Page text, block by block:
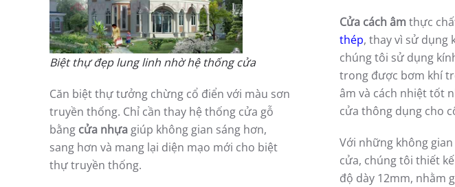
Biệt thự đẹp lung linh nhờ hệ thống cửa
Căn biệt thự tưởng chừng cổ điển với màu sơn
truyền thống. Chỉ cần thay hệ thống cửa gỗ
bằng cửa nhựa giúp không gian sáng hơn,
sang hơn và mang lại diện mạo mới cho biệt
thự truyền thống.
Cửa cách âmthực
thép, thay vì sử dụng
chúng tôi sử dụng
trong được bơm khí
âm và cách nhiệt tốt
cửa thông dụng cho
Với những không
cửa, chúng tôi thiết
độ dày 12mm, nhằm